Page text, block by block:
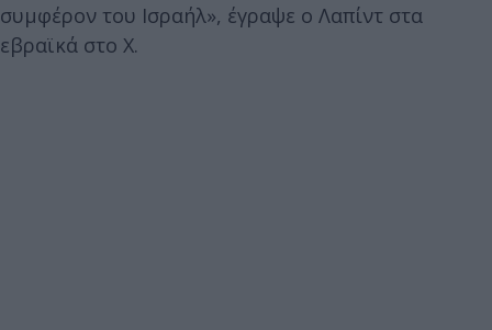
συμφέρον του Ισραήλ», έγραψε ο Λαπίντ στα
εβραϊκά στο X.